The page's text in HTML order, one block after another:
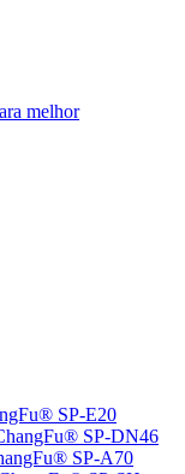
melhor
SP-E20
SP-DN46
SP-A70